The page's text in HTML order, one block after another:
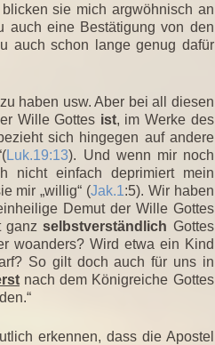
sie mich argwöhnisch an
auch eine Bestätigung von den
auch schon lange genug dafür
haben usw. Aber bei all diesen
Wille Gottes ist, im Werke des
sich hingegen auf andere
Luk.19:13). Und wenn mir noch
nicht einfach deprimiert mein
mir „willig“ (Jak.1:5). Wir haben
Demut der Wille Gottes
ganzselbstverständlich Gottes
woanders? Wird etwa ein Kind
So gilt doch auch für uns in
nach dem Königreiche Gottes
erkennen, dass die Apostel